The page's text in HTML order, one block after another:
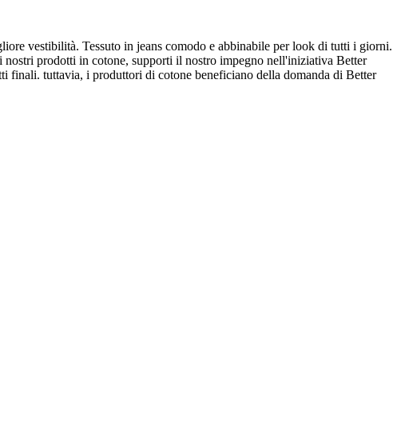
vestibilità. Tessuto in jeans comodo e abbinabile per look di tutti i giorni.
prodotti in cotone, supporti il nostro impegno nell'iniziativa Better
finali. tuttavia, i produttori di cotone beneficiano della domanda di Better